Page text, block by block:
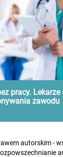
pracy. Lekarze
zawodu
autorskim -